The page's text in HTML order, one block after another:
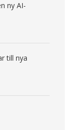
ny AI-
till nya